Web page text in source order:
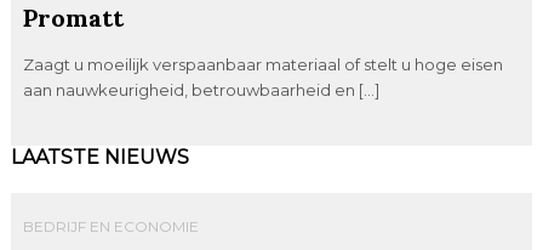
Promatt
Zaagt u moeilijk verspaanbaar materiaal of stelt u hoge eisen
aan nauwkeurigheid, betrouwbaarheid en […]
LAATSTE NIEUWS
BEDRIJF EN ECONOMIE